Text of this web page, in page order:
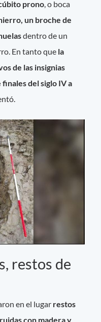
prono, o boca
un broche de
dentro de un
En tanto que la
de las insignias
del siglo IV a
restos de
en el lugar restos
con madera y